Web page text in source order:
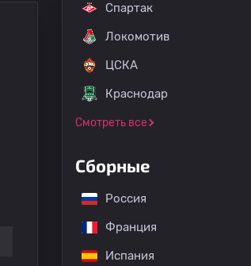
Спартак
Локомотив
ЦСКА
Краснодар
Смотреть все
Сборные
Россия
Франция
Испания